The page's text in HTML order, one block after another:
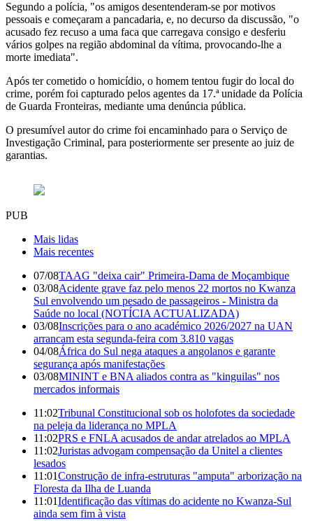
Segundo a polícia, "os amigos desentenderam-se por motivos
pessoais e começaram a pancadaria, e, no decurso da discussão, "o
acusado fez recuso a uma faca que carregava consigo e desferiu
vários golpes na região abdominal da vítima, provocando-lhe a
morte imediata".
Após ter cometido o homicídio, o homem tentou fugir do local do
crime, porém foi capturado pelos agentes da 17.ª unidade da Polícia
de Guarda Fronteiras, mediante uma denúncia pública.
O presumível autor do crime foi encaminhado para o Serviço de
Investigação Criminal, para posteriormente ser presente ao juiz de
garantias.
PUB
Mais lidas
Mais recentes
07/08TAAG "deixa cair" Primeira-Dama de Moçambique
03/08Acidente grave faz pelo menos 22 mortos no Kwanza
Sul envolvendo um pesado de passageiros - Ministra da
Saúde no local (NOTÍCIA ACTUALIZADA)
03/08Inscrições para o ano académico 2026/2027 na UAN
arrancam esta segunda-feira com 3.810 vagas
04/08África do Sul nega ataques a angolanos e garante
segurança após manifestações
03/08MININT e BNA aliados contra as "kinguilas" nos
mercados informais
11:02Tribunal Constitucional sob os holofotes da sociedade
na peleja da liderança no MPLA
11:02PRS e FNLA acusados de andar atrelados ao MPLA
11:02Juristas advogam compensação da Unitel a clientes
lesados
11:01Construção de infra-estruturas "amputa" arborização na
Floresta da Ilha de Luanda
11:01Identificação das vítimas do acidente no Kwanza-Sul
ainda sem fim à vista